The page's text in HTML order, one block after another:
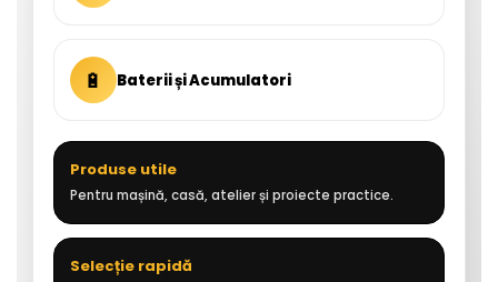
🔋 Baterii și Acumulatori
Produse utile
Pentru mașină, casă, atelier și proiecte practice.
Selecție rapidă